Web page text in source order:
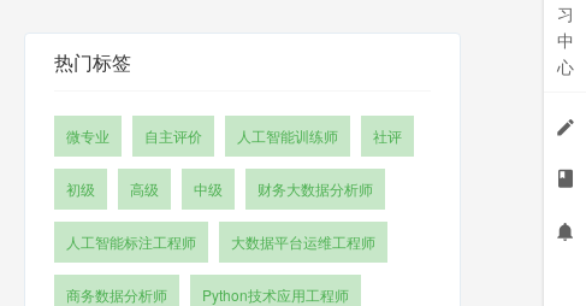
热门标签
微专业 自主评价 人工智能训练师 社评
初级 高级 中级 财务大数据分析师
人工智能标注工程师 大数据平台运维工程师
商务数据分析师 Python技术应用工程师
习
中
心